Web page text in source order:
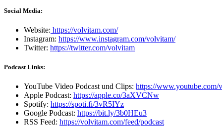
Social Media:
Website: https://volvitam.com/
Instagram: https://www.instagram.com/volvitam/
Twitter: https://twitter.com/volvitam
Podcast Links:
YouTube Video Podcast und Clips: https://www.youtube.com/
Apple Podcast: https://apple.co/3aXVCNw
Spotify: https://spoti.fi/3vR5IYz
Google Podcast: https://bit.ly/3b0HEu3
RSS Feed: https://volvitam.com/feed/podcast